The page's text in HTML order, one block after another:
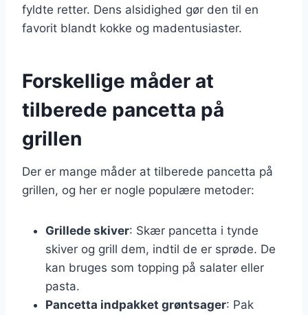
fyldte retter. Dens alsidighed gør den til en
favorit blandt kokke og madentusiaster.
Forskellige måder at
tilberede pancetta på
grillen
Der er mange måder at tilberede pancetta på
grillen, og her er nogle populære metoder:
Grillede skiver: Skær pancetta i tynde
skiver og grill dem, indtil de er sprøde. De
kan bruges som topping på salater eller
pasta.
Pancetta indpakket grøntsager: Pak